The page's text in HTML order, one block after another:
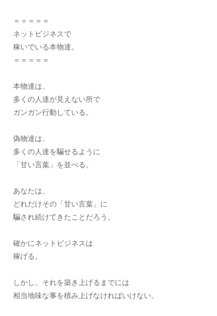
＝＝＝＝＝
ネットビジネスで
稼いでいる本物達。
＝＝＝＝＝
本物達は、
多くの人達が見えない所で
ガンガン行動している。
偽物達は、
多くの人達を騙せるように
「甘い言葉」を並べる。
あなたは、
どれだけその「甘い言葉」に
騙され続けてきたことだろう。
確かにネットビジネスは
稼げる。
しかし、それを築き上げるまでには
相当地味な事を積み上げなければいけない。